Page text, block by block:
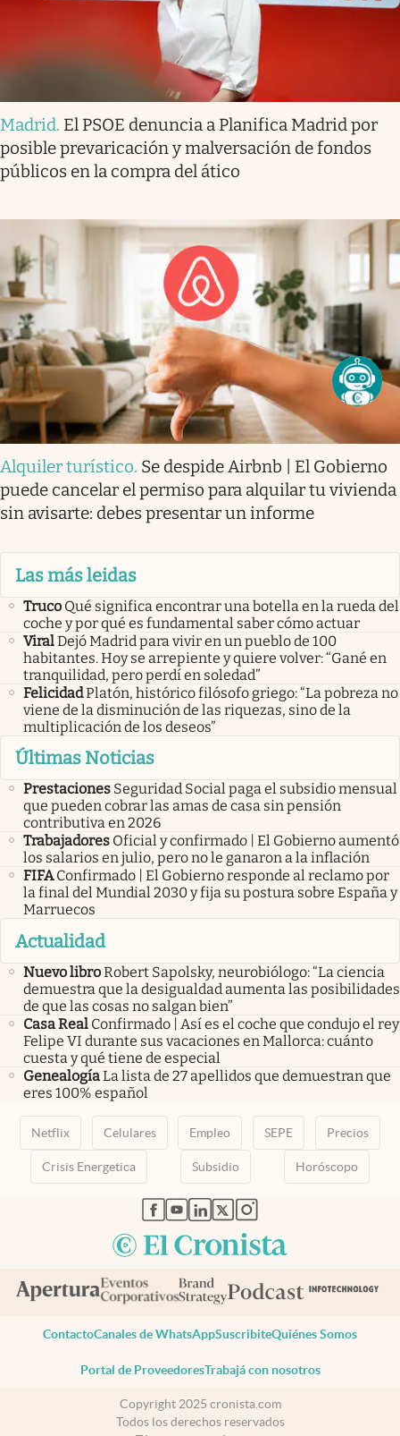
Madrid. El PSOE denuncia a Planifica Madrid por
posible prevaricación y malversación de fondos
públicos en la compra del ático
Alquiler turístico. Se despide Airbnb | El Gobierno
puede cancelar el permiso para alquilar tu vivienda
sin avisarte: debes presentar un informe
Las más leidas
Truco Qué significa encontrar una botella en la rueda del
coche y por qué es fundamental saber cómo actuar
ViralDejó Madrid para vivir en un pueblo de 100
habitantes. Hoy se arrepiente y quiere volver: “Gané en
tranquilidad, pero perdí en soledad”
FelicidadPlatón, histórico filósofo griego: “La pobreza no
viene de la disminución de las riquezas, sino de la
multiplicación de los deseos”
Últimas Noticias
Prestaciones Seguridad Social paga el subsidio mensual
que pueden cobrar las amas de casa sin pensión
contributiva en 2026
Trabajadores Oficial y confirmado | El Gobierno aumentó
los salarios en julio, pero no le ganaron a la inflación
FIFA Confirmado | El Gobierno responde al reclamo por
la final del Mundial 2030 y fija su postura sobre España y
Marruecos
Actualidad
Nuevo libroRobert Sapolsky, neurobiólogo: “La ciencia
demuestra que la desigualdad aumenta las posibilidades
de que las cosas no salgan bien”
Casa Real Confirmado | Así es el coche que condujo el rey
Felipe VI durante sus vacaciones en Mallorca: cuánto
cuesta y qué tiene de especial
GenealogíaLa lista de 27 apellidos que demuestran que
eres 100% español
Netflix Celulares Empleo SEPE Precios
Crisis Energetica Subsidio Horóscopo
abre en nueva pestaña
abre en nueva pestaña
abre en nueva pestaña
abre en nueva pestaña
abre en nueva pestaña
ContactoCanales de WhatsAppSuscribiteQuiénes Somos
Portal de ProveedoresTrabajá con nosotros
Copyright 2025 cronista.com
Todos los derechos reservados